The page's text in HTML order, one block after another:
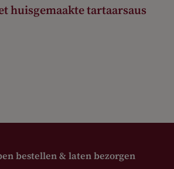
huisgemaakte tartaarsaus
bestellen & laten bezorgen